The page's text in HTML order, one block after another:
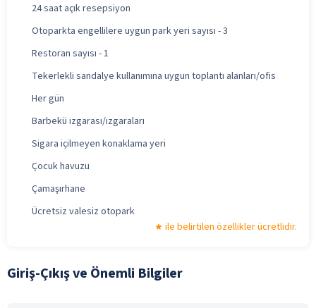
24 saat açık resepsiyon
Otoparkta engellilere uygun park yeri sayısı - 3
Restoran sayısı - 1
Tekerlekli sandalye kullanımına uygun toplantı alanları/ofis
Her gün
Barbekü ızgarası/ızgaraları
Sigara içilmeyen konaklama yeri
Çocuk havuzu
Çamaşırhane
Ücretsiz valesiz otopark
ile belirtilen özellikler ücretlidir.
Giriş-Çıkış ve Önemli Bilgiler